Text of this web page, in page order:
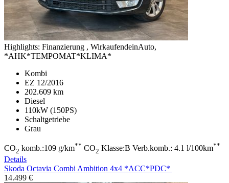
Highlights: Finanzierung , WirkaufendeinAuto,
*AHK*TEMPOMAT*KLIMA*
Kombi
EZ 12/2016
202.609 km
Diesel
110kW (150PS)
Schaltgetriebe
Grau
CO2 komb.:109 g/km** CO2 Klasse:B Verb.komb.: 4.1 l/100km**
Details
Skoda Octavia Combi Ambition 4x4 *ACC*PDC*
14.499 €